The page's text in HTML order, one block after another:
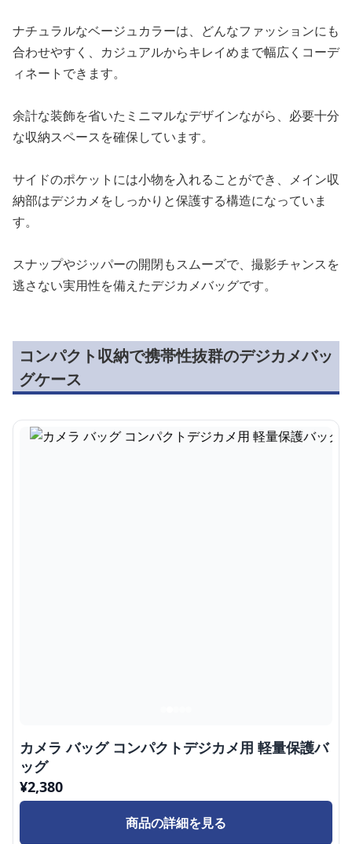
ナチュラルなベージュカラーは、どんなファッションにも
合わせやすく、カジュアルからキレイめまで幅広くコーデ
ィネートできます。
余計な装飾を省いたミニマルなデザインながら、必要十分
な収納スペースを確保しています。
サイドのポケットには小物を入れることができ、メイン収
納部はデジカメをしっかりと保護する構造になっていま
す。
スナップやジッパーの開閉もスムーズで、撮影チャンスを
逃さない実用性を備えたデジカメバッグです。
コンパクト収納で携帯性抜群のデジカメバッ
グケース
カメラ バッグ コンパクトデジカメ用 軽量保護バ
ッグ
¥2,380
商品の詳細を見る